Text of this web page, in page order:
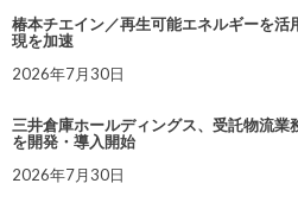
椿本チエイン／再生可能エネルギーを活
現を加速
2026年7月30日
三井倉庫ホールディングス、受託物流業
を開発・導入開始
2026年7月30日